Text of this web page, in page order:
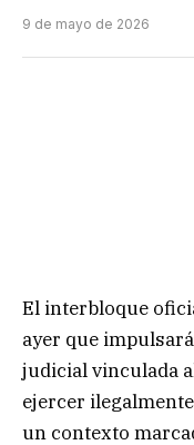
9 de mayo de 2026
El interbloque
ayer que
judicial vinculada
ejercer
un contexto